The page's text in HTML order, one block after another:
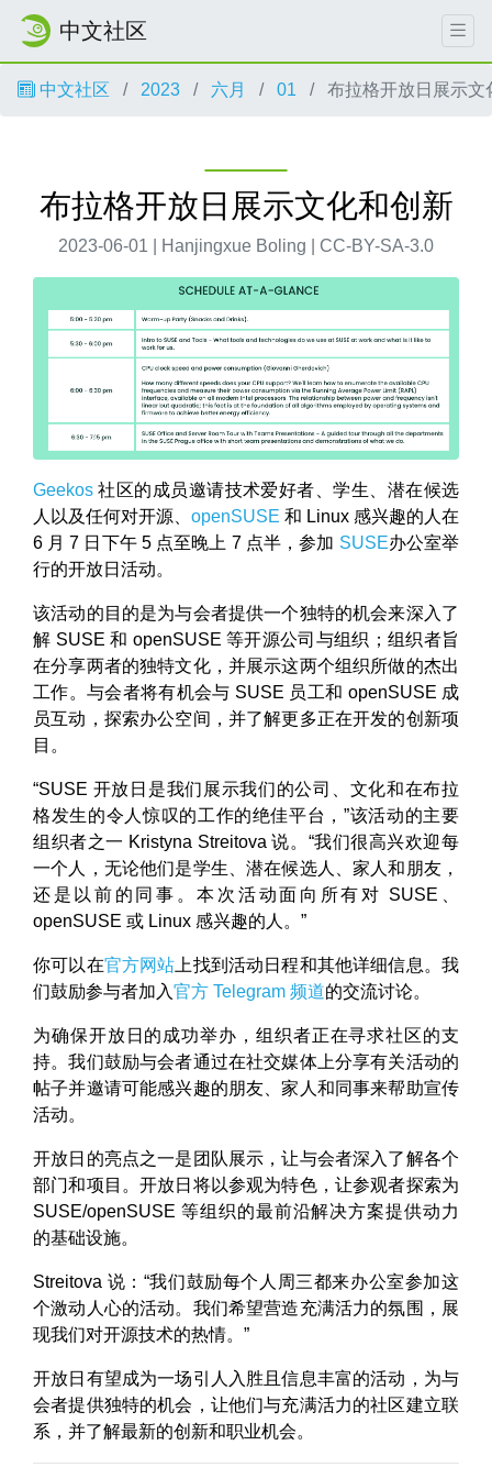
中文社区
中文社区 2023 六月 01 布拉格开放日展示文
布拉格开放日展示文化和创新
2023-06-01 | Hanjingxue Boling | CC-BY-SA-3.0
Geekos 社区的成员邀请技术爱好者、学生、潜在候选
人以及任何对开源、 openSUSE 和 Linux 感兴趣的人在
6 月 7 日下午 5 点至晚上 7 点半，参加 SUSE办公室举
行的开放日活动。
该活动的目的是为与会者提供一个独特的机会来深入了
解 SUSE 和 openSUSE 等开源公司与组织；组织者旨
在分享两者的独特文化，并展示这两个组织所做的杰出
工作。与会者将有机会与 SUSE 员工和 openSUSE 成
员互动，探索办公空间，并了解更多正在开发的创新项
目。
“SUSE 开放日是我们展示我们的公司、文化和在布拉
格发生的令人惊叹的工作的绝佳平台，”该活动的主要
组织者之一 Kristyna Streitova 说。“我们很高兴欢迎每
一个人，无论他们是学生、潜在候选人、家人和朋友，
还是以前的同事。本次活动面向所有对 SUSE、
openSUSE 或 Linux 感兴趣的人。”
你可以在官方网站 上找到活动日程和其他详细信息。我
们鼓励参与者加入官方 Telegram 频道的交流讨论。
为确保开放日的成功举办，组织者正在寻求社区的支
持。我们鼓励与会者通过在社交媒体上分享有关活动的
帖子并邀请可能感兴趣的朋友、家人和同事来帮助宣传
活动。
开放日的亮点之一是团队展示，让与会者深入了解各个
部门和项目。开放日将以参观为特色，让参观者探索为
SUSE/openSUSE 等组织的最前沿解决方案提供动力
的基础设施。
Streitova 说：“我们鼓励每个人周三都来办公室参加这
个激动人心的活动。我们希望营造充满活力的氛围，展
现我们对开源技术的热情。”
开放日有望成为一场引人入胜且信息丰富的活动，为与
会者提供独特的机会，让他们与充满活力的社区建立联
系，并了解最新的创新和职业机会。